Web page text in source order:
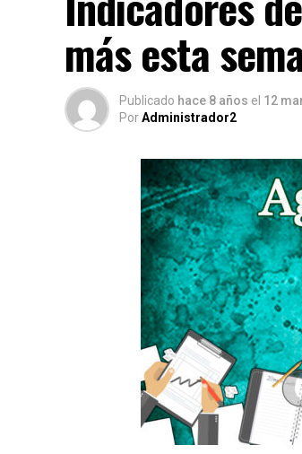
más esta
Publicado hace 8 años el 12
PorAdministrador2